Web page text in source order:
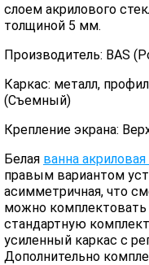
слоем акрилового
толщиной 5 мм.
Производитель: BAS
Каркас: металл,
(Съемный)
Крепление экрана:
Белая ванна
правым вариантом
асимметричная, что
можно
стандартную
усиленный каркас с
Дополнительно